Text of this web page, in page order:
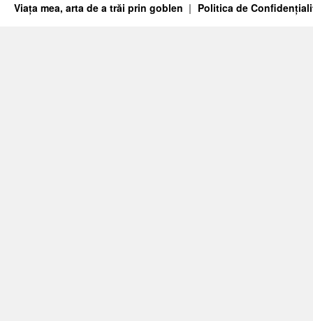
Viața mea, arta de a trăi prin goblen Politica de